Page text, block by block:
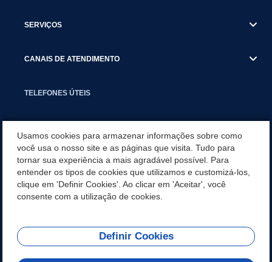
SERVIÇOS
CANAIS DE ATENDIMENTO
TELEFONES ÚTEIS
NOTÍCIAS
APLICATIVO
REDES SOCIAIS
Usamos cookies para armazenar informações sobre como
você usa o nosso site e as páginas que visita. Tudo para
tornar sua experiência a mais agradável possível. Para
entender os tipos de cookies que utilizamos e customizá-los,
clique em 'Definir Cookies'. Ao clicar em 'Aceitar', você
consente com a utilização de cookies.
Definir Cookies